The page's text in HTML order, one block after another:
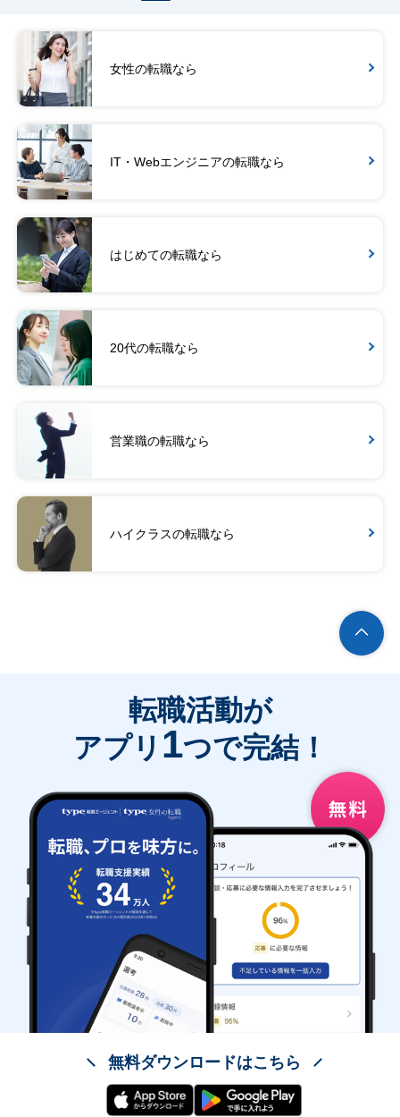
女性の転職なら
IT・Webエンジニアの転職なら
はじめての転職なら
20代の転職なら
営業職の転職なら
ハイクラスの転職なら
転職活動が
アプリ 1つで完結！
無料ダウンロードはこちら